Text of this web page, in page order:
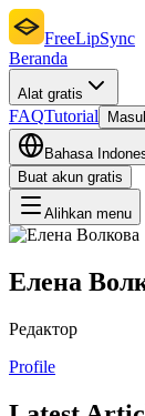
FreeLipSync
Beranda
Alat gratis
FAQTutorial
Bahasa
Buat akun gratis
Alihkan menu
Елена
Редактор
Profile